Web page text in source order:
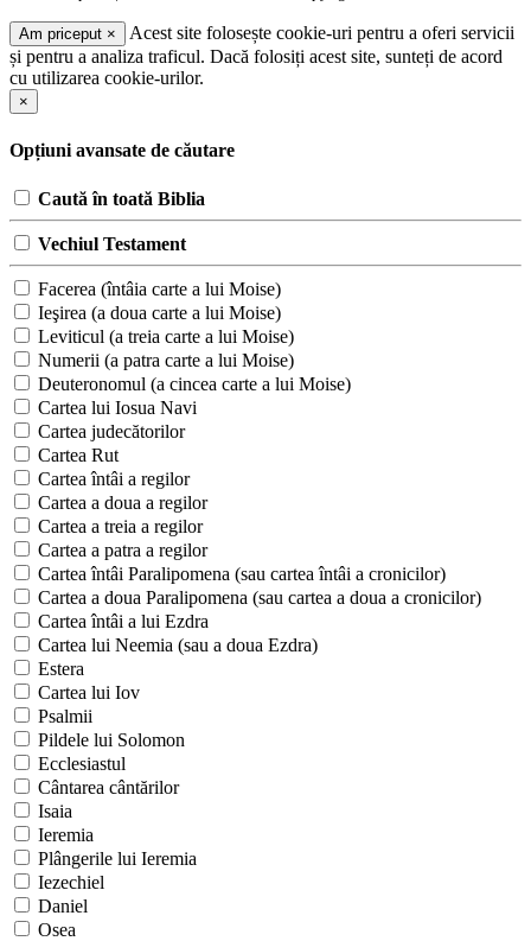
Am priceput ×
Acest site folosește cookie-uri pentru a oferi servicii
și pentru a analiza traficul. Dacă folosiți acest site, sunteți de acord
cu utilizarea cookie-urilor.
×
Opțiuni avansate de căutare
Caută în toată Biblia
Vechiul Testament
Facerea (întâia carte a lui Moise)
Ieşirea (a doua carte a lui Moise)
Leviticul (a treia carte a lui Moise)
Numerii (a patra carte a lui Moise)
Deuteronomul (a cincea carte a lui Moise)
Cartea lui Iosua Navi
Cartea judecătorilor
Cartea Rut
Cartea întâi a regilor
Cartea a doua a regilor
Cartea a treia a regilor
Cartea a patra a regilor
Cartea întâi Paralipomena (sau cartea întâi a cronicilor)
Cartea a doua Paralipomena (sau cartea a doua a cronicilor)
Cartea întâi a lui Ezdra
Cartea lui Neemia (sau a doua Ezdra)
Estera
Cartea lui Iov
Psalmii
Pildele lui Solomon
Ecclesiastul
Cântarea cântărilor
Isaia
Ieremia
Plângerile lui Ieremia
Iezechiel
Daniel
Osea